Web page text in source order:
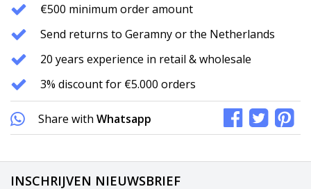
€500 minimum order amount
Send returns to Geramny or the Netherlands
20 years experience in retail & wholesale
3% discount for €5.000 orders
Share with Whatsapp
INSCHRIJVEN NIEUWSBRIEF